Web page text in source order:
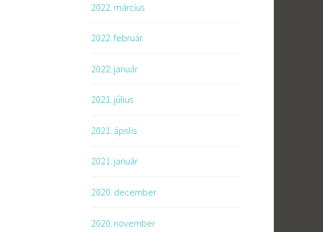
2022. március
2022. február
2022. január
2021. július
2021. április
2021. január
2020. december
2020. november